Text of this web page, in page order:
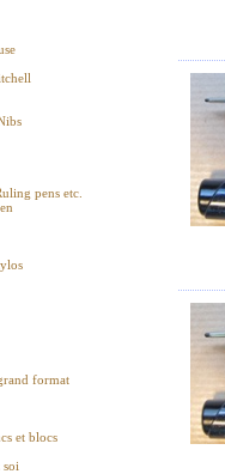
pens etc.
format
et blocs
soi